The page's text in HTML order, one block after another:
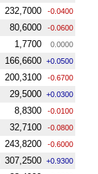
232,7000 -0.0400
80,6000 -0.0600
1,7700 0.0000
166,6600 +0.0500
200,3100 -0.6700
29,5000 +0.0300
8,8300 -0.0100
32,7100 -0.0800
243,8200 -0.6000
307,2500 +0.9300